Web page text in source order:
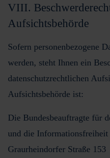
VIII.
Aufsichtsbehörde
Sofern personenbezogene
werden, steht Ihnen ein
datenschutzrechtlichen
Aufsichtsbehörde ist:
Die Bundesbeauftragte für
und die Informationsfreiheit
Graurheindorfer Straße 153